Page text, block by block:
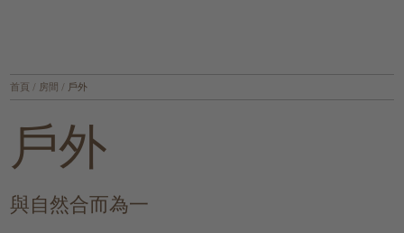
首頁 / 房間/ 戶外
戶外
與自然合而為一